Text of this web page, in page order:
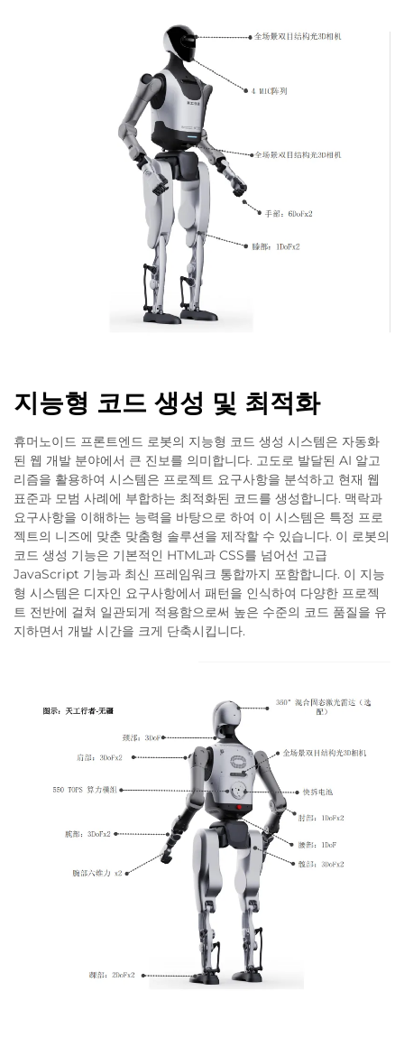
지능형 코드 생성 및 최적화
휴머노이드 프론트엔드 로봇의 지능형 코드 생성 시스템은 자동화
된 웹 개발 분야에서 큰 진보를 의미합니다. 고도로 발달된 AI 알고
리즘을 활용하여 시스템은 프로젝트 요구사항을 분석하고 현재 웹
표준과 모범 사례에 부합하는 최적화된 코드를 생성합니다. 맥락과
요구사항을 이해하는 능력을 바탕으로 하여 이 시스템은 특정 프로
젝트의 니즈에 맞춘 맞춤형 솔루션을 제작할 수 있습니다. 이 로봇의
코드 생성 기능은 기본적인 HTML과 CSS를 넘어선 고급
JavaScript 기능과 최신 프레임워크 통합까지 포함합니다. 이 지능
형 시스템은 디자인 요구사항에서 패턴을 인식하여 다양한 프로젝
트 전반에 걸쳐 일관되게 적용함으로써 높은 수준의 코드 품질을 유
지하면서 개발 시간을 크게 단축시킵니다.